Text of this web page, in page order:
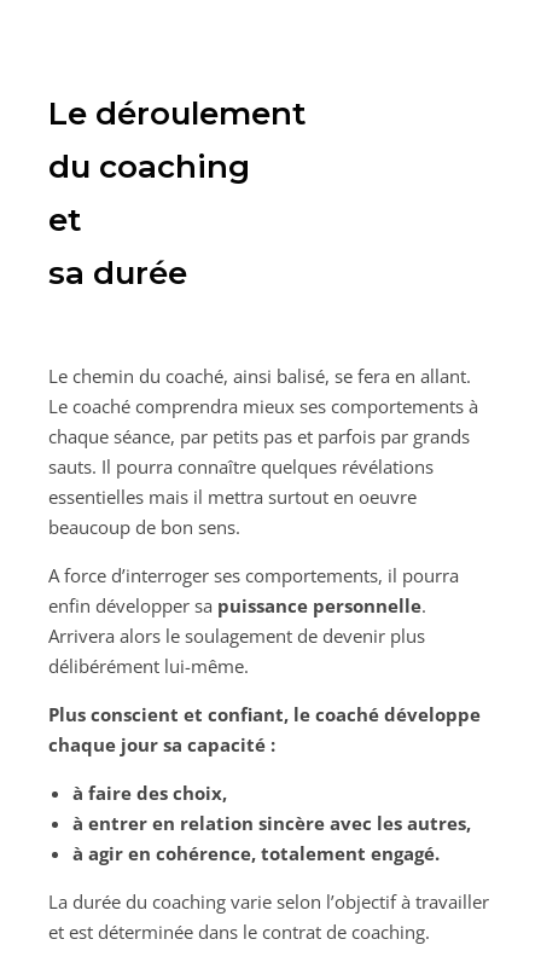
Le déroulement
du coaching
et
sa durée
Le chemin du coaché, ainsi balisé, se fera en allant.
Le coaché comprendra mieux ses comportements à
chaque séance, par petits pas et parfois par grands
sauts. Il pourra connaître quelques révélations
essentielles mais il mettra surtout en oeuvre
beaucoup de bon sens.
A force d’interroger ses comportements, il pourra
enfin développer sa puissance personnelle.
Arrivera alors le soulagement de devenir plus
délibérément lui-même.
Plus conscient et confiant, le coaché développe
chaque jour sa capacité :
à faire des choix,
à entrer en relation sincère avec les autres,
à agir en cohérence, totalement engagé.
La durée du coaching varie selon l’objectif à travailler
et est déterminée dans le contrat de coaching.